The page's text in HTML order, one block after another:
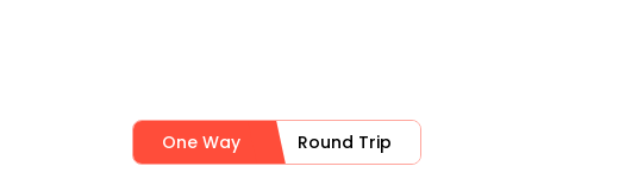
One Way Round Trip